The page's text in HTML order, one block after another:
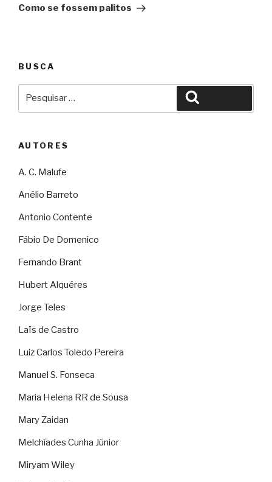
Como se fossem palitos
BUSCA
AUTORES
A. C. Malufe
Anélio Barreto
Antonio Contente
Fábio De Domenico
Fernando Brant
Hubert Alquéres
Jorge Teles
Laïs de Castro
Luiz Carlos Toledo Pereira
Manuel S. Fonseca
Maria Helena RR de Sousa
Mary Zaidan
Melchíades Cunha Júnior
Miryam Wiley